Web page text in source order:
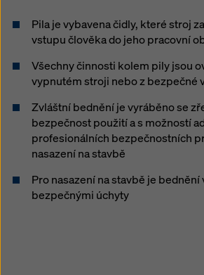
Pila je vybavena čidly, které stroj
vstupu člověka do jeho pracovní
Všechny činnosti kolem pily jsou
vypnutém stroji nebo z bezpečné
Zvláštní bednění je vyráběno se
bezpečnost použití a s možností
profesionálních bezpečnostních
nasazení na stavbě
Pro nasazení na stavbě je bednění
bezpečnými úchyty